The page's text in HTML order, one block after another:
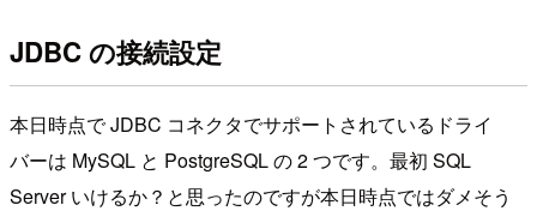
JDBC の接続設定
本日時点で JDBC コネクタでサポートされているドライ
バーは MySQL と PostgreSQL の 2 つです。最初 SQL
Server いけるか？と思ったのですが本日時点ではダメそう